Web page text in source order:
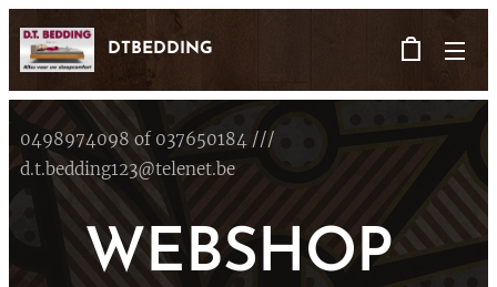
DTBEDDING
0498974098 of 037650184 ///
d.t.bedding123@telenet.be
WEBSHOP